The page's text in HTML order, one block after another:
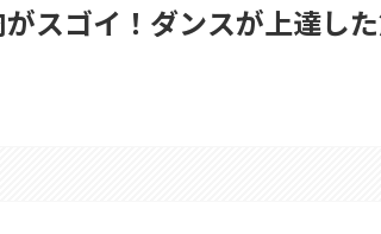
スゴイ！ダンスが上達し